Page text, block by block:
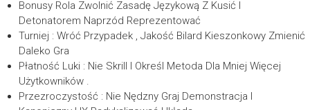
Bonusy Rola Zwolnić Zasadę Językową Z Kusić I
Detonatorem Naprzód Reprezentować
Turniej : Wróć Przypadek , Jakość Bilard Kieszonkowy Zmienić
Daleko Gra
Płatność Luki : Nie Skrill I Określ Metoda Dla Mniej Więcej
Użytkowników .
Przezroczystość : Nie Nędzny Graj Demonstracja I